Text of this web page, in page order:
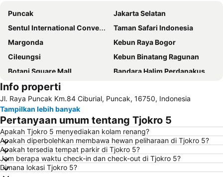
Puncak
Jakarta Selatan
Sentul International Convention Center
Taman Safari Indonesia
Margonda
Kebun Raya Bogor
Cileungsi
Kebun Binatang Ragunan
Botani Square Mall
Bandara Halim Perdanakusuma
Circuit Sentul International
Jungleland
Institut Pertanian Bogor (IPB)
Fatmawati Golf Course
Mall Pondok Indah I & II
Gunung Salak
Ciloto
Gunung Mas Wisata Agro
Curug Luhur
Gandaria City
Pondok Indah Golf & Country Club
Cikampek
Curug Cigamea
Info properti
Jl. Raya Puncak Km.84 Ciburial, Puncak, 16750, Indonesia
Tampilkan lebih banyak
Pertanyaan umum tentang Tjokro 5
Apakah Tjokro 5 menyediakan kolam renang?
Apakah diperbolehkan membawa hewan peliharaan di Tjokro 5?
Apakah tersedia tempat parkir di Tjokro 5?
Jam berapa waktu check-in dan check-out di Tjokro 5?
Dimana lokasi Tjokro 5?